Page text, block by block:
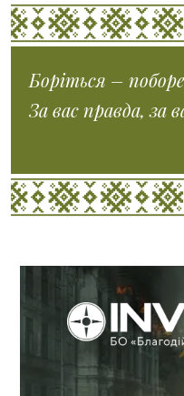
Боріться –
За вас правда, за